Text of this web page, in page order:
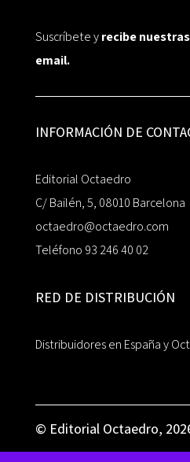
Suscríbete yrecibe
email.
INFORMACIÓN DE
Editorial Octaedro
C/ Bailén, 5, 08010 Barcelona
octaedro@octaedro.com
Teléfono 93 246 40 02
RED DE DISTRIBUCIÓN
Distribuidores en España y
© Editorial Octaedro,